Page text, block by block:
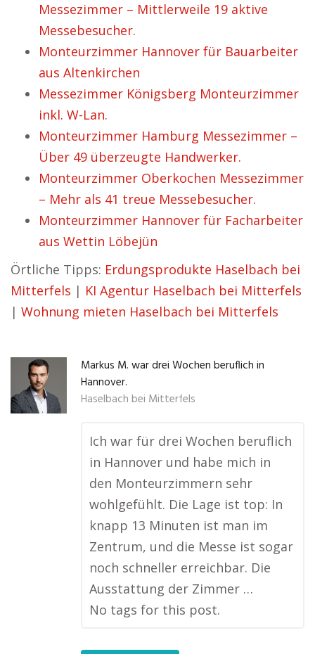
Messezimmer – Mittlerweile 19 aktive
Messebesucher.
Monteurzimmer Hannover für Bauarbeiter
aus Altenkirchen
Messezimmer Königsberg Monteurzimmer
inkl. W-Lan.
Monteurzimmer Hamburg Messezimmer –
Über 49 überzeugte Handwerker.
Monteurzimmer Oberkochen Messezimmer
– Mehr als 41 treue Messebesucher.
Monteurzimmer Hannover für Facharbeiter
aus Wettin Löbejün
Örtliche Tipps: Erdungsprodukte Haselbach bei
Mitterfels | KI Agentur Haselbach bei Mitterfels
| Wohnung mieten Haselbach bei Mitterfels
Markus M. war drei Wochen beruflich in
Hannover.
Haselbach bei Mitterfels
Ich war für drei Wochen beruflich
in Hannover und habe mich in
den Monteurzimmern sehr
wohlgefühlt. Die Lage ist top: In
knapp 13 Minuten ist man im
Zentrum, und die Messe ist sogar
noch schneller erreichbar. Die
Ausstattung der Zimmer …
No tags for this post.